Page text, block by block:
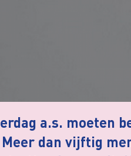
a.s. moeten
dan vijftig